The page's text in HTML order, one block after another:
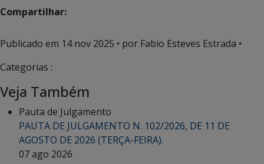
Compartilhar:
Publicado em 14 nov 2025 • por Fabio Esteves Estrada •
Categorias :
Veja Também
Pauta de Julgamento
PAUTA DE JULGAMENTO N. 102/2026, DE 11 DE
AGOSTO DE 2026 (TERÇA-FEIRA).
07 ago 2026